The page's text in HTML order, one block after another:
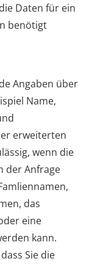
Daten für ein
benötigt
Angaben über
Name,
erweiterten
wenn die
der Anfrage
das
eine
kann.
Sie die